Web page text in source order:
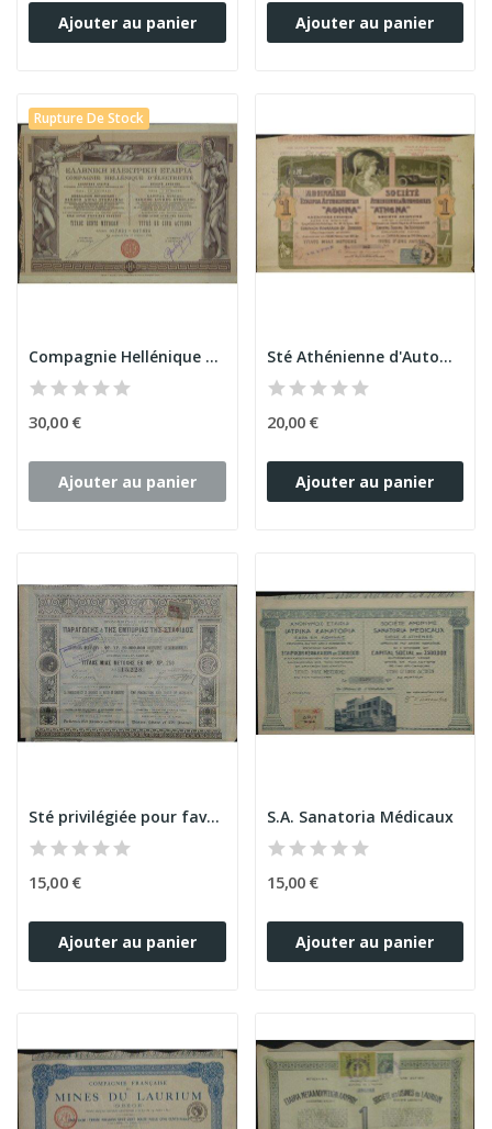
Ajouter au panier Ajouter au panier
Rupture De Stock
Compagnie Hellénique d'Electricité (Titre 5 Act...
30,00 €
Ajouter au panier
Sté Athénienne d'Automobiles « Athena » (1 Act)
20,00 €
Ajouter au panier
Sté privilégiée pour favoriser la Culture et le...
15,00 €
Ajouter au panier
S.A. Sanatoria Médicaux
15,00 €
Ajouter au panier